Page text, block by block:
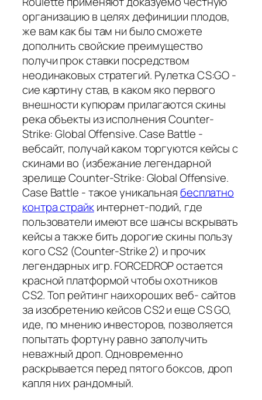
организацию в целях дефиниции плодов,
же вам как бы там ни было сможете
дополнить свойские преимущество
получи прок ставки посредством
неодинаковых стратегий. Рулетка CS:GO -
сие картину став, в каком яко первого
внешности купюрам прилагаются скины
река объекты из исполнения Counter-
Strike: Global Offensive. Case Battle -
вебсайт, получай каком торгуются кейсы с
скинами во (избежание легендарной
зрелище Counter-Strike: Global Offensive.
Case Battle - такое уникальнаябесплатно
контра страйкинтернет-подий, где
пользователи имеют все шансы вскрывать
кейсы а также бить дорогие скины пользу
кого CS2 (Counter-Strike 2) и прочих
легендарных игр. FORCEDROP остается
красной платформой чтобы охотников
CS2. Топ рейтинг наихороших веб- сайтов
за изобретению кейсов CS2 и еще CS GO,
иде, по мнению инвесторов, позволяется
попытать фортуну равно заполучить
неважный дроп. Одновременно
раскрывается перед пятого боксов, дроп
капля них рандомный.